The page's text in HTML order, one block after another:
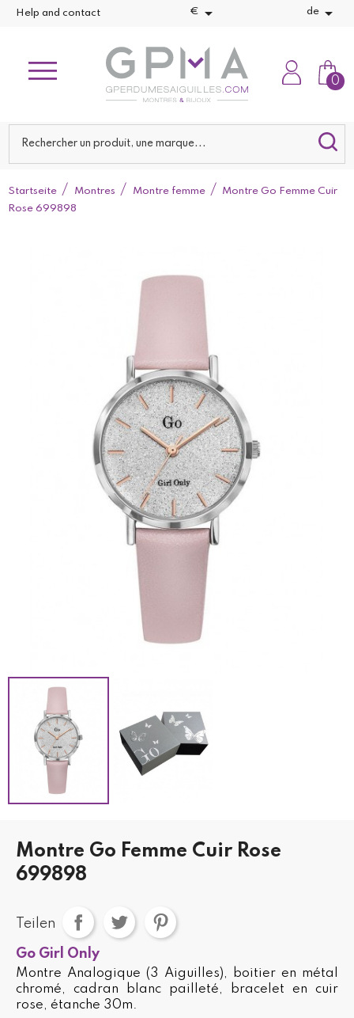
Help and contact €  de 
0
Startseite Montres Montre femme
Montre Go Femme Cuir
Rose 699898
Montre Go Femme Cuir Rose
699898
Teilen
Go Girl Only
Montre Analogique (3 Aiguilles), boitier en métal
chromé, cadran blanc pailleté, bracelet en cuir
rose, étanche 30m.